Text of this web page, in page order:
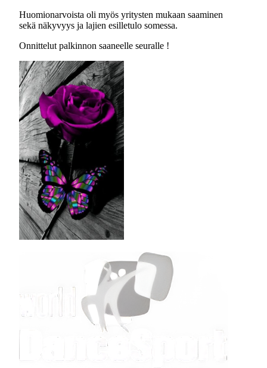
Huomionarvoista oli myös yritysten mukaan saaminen
sekä näkyvyys ja lajien esilletulo somessa.
Onnittelut palkinnon saaneelle seuralle !